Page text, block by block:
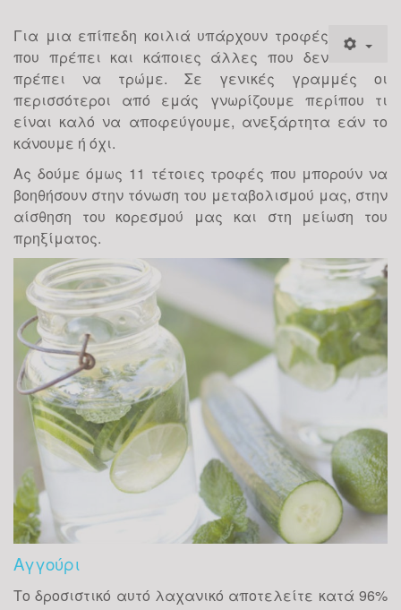
Για μια επίπεδη κοιλιά υπάρχουν τροφές
που πρέπει και κάποιες άλλες που δεν
πρέπει να τρώμε. Σε γενικές γραμμές οι
περισσότεροι από εμάς γνωρίζουμε περίπου τι
είναι καλό να αποφεύγουμε, ανεξάρτητα εάν το
κάνουμε ή όχι.
Ας δούμε όμως 11 τέτοιες τροφές που μπορούν να
βοηθήσουν στην τόνωση του μεταβολισμού μας, στην
αίσθηση του κορεσμού μας και στη μείωση του
πρηξίματος.
Αγγούρι
Το δροσιστικό αυτό λαχανικό αποτελείτε κατά 96%